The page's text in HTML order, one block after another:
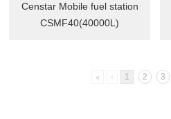
Censtar Mobile fuel station
CSMF40(40000L)
« ‹ 1 2 3